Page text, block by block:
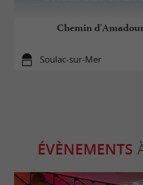
Chemin
Soulac-sur-Mer
ÉVÈNEMENTS